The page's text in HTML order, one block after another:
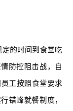
的时间到食堂吃
防控阻击战，自
工按照食堂要求
错峰就餐制度，